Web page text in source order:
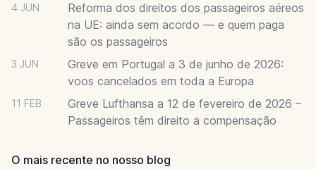
4 JUN
Reforma dos direitos dos passageiros aéreos
na UE: ainda sem acordo — e quem paga
são os passageiros
3 JUN
Greve em Portugal a 3 de junho de 2026:
voos cancelados em toda a Europa
11 FEB
Greve Lufthansa a 12 de fevereiro de 2026 –
Passageiros têm direito a compensação
O mais recente no nosso blog